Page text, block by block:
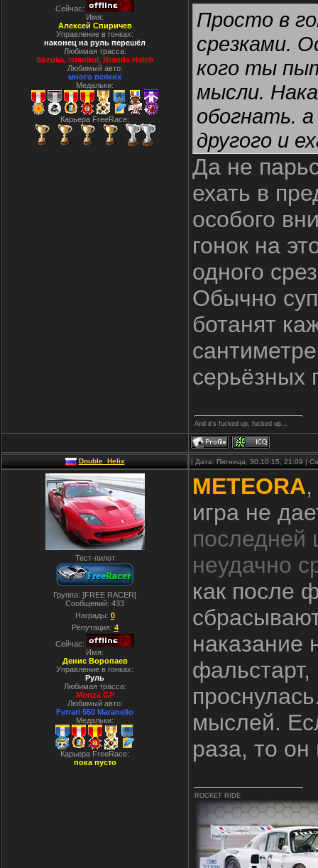
Сейчас:
Имя:
Алексей Спиричев
Управление в гонках:
наконец на руль перешёл
Любимая трасса:
Suzuka, Istanbul, Вrands Hatch
Любимый авто:
много всяких
Медальки:
Карьера FreeRace:
Просто в
срезками.
кого ты
мысли.
обогнать.
другого и
Да не
ехать в
особого
гонок на
одного
Обычно
ботанят
серьёзных
And it's fucked up, fucked up...
Double_Helix | Дата: Пятница, 30.10.15, 21:09 |
Тест-пилот
Группа: ]FREE RACER[
Сообщений: 433
Награды: 0
Репутация: 4
Сейчас:
Имя:
Денис Воропаев
Управление в гонках:
Руль
Любимая трасса:
Monza GP
Любимый авто:
Ferrari 550 Maranello
Медальки:
Карьера FreeRace:
пока пусто
METEORA
игра не
последней
неудачно
как после
наказание
фальстарт,
мыслей.
раза, то
ROCKET RIDE